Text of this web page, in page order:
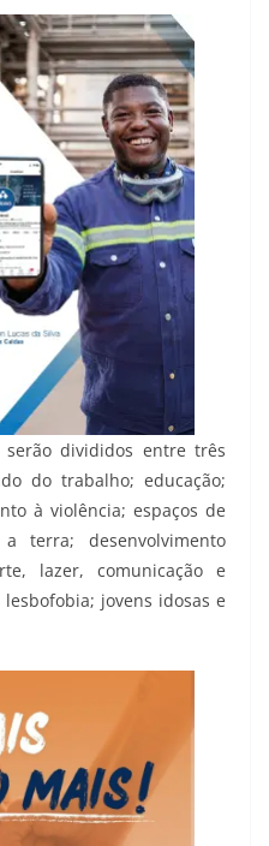
divididos entre três
do trabalho; educação;
à violência; espaços de
terra; desenvolvimento
lazer, comunicação e
jovens idosas e